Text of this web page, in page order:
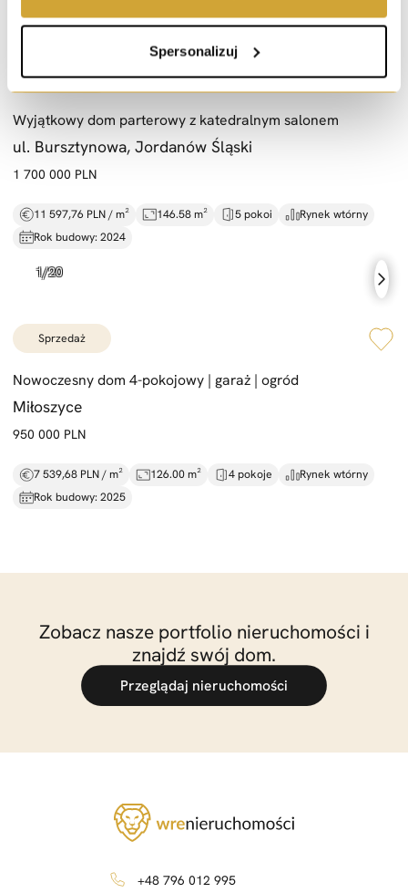
Spersonalizuj
sprzedaż
Wyjątkowy dom parterowy z katedralnym salonem
ul. Bursztynowa, Jordanów Śląski
1 700 000 PLN
11 597,76 PLN / m² 146.58 m² 5 pokoi
Rynek wtórny
Rok budowy: 2024
sprzedaż
Nowoczesny dom 4-pokojowy | garaż | ogród
Miłoszyce
950 000 PLN
7 539,68 PLN / m² 126.00 m² 4 pokoje
Rynek wtórny
Rok budowy: 2025
Zobacz nasze portfolio nieruchomości i
znajdź swój dom.
Przeglądaj nieruchomości
+48 796 012 995